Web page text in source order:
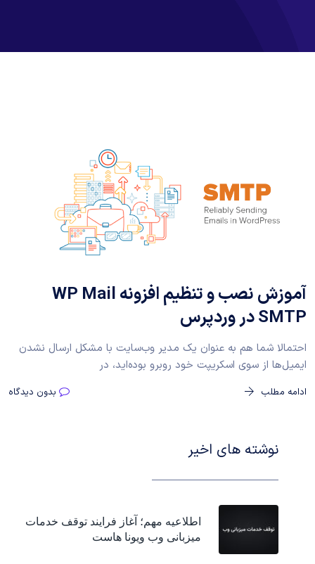
آموزش نصب و تنظیم افزونه WP Mail
SMTP در وردپرس
احتمالا شما هم به عنوان یک مدیر وب‌سایت با مشکل ارسال نشدن
ایمیل‌ها از سوی اسکریپت خود روبرو بوده‌اید، در
ادامه مطلب بدون دیدگاه
نوشته های اخیر
اطلاعیه مهم؛ آغاز فرایند توقف خدمات
میزبانی وب ویونا هاست